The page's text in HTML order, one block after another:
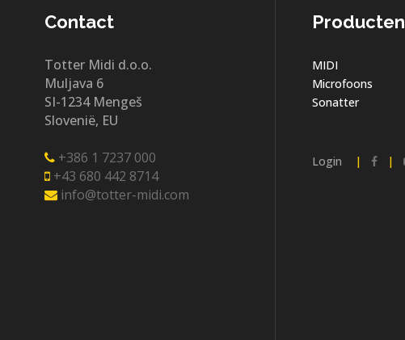
Contact
Totter Midi d.o.o.
Muljava 6
SI-1234 Mengeš
Slovenië, EU
+386 1 7237 000
+43 680 442 8714
info@totter-midi.com
Producten
MIDI
Microfoons
Sonatter
Login | |